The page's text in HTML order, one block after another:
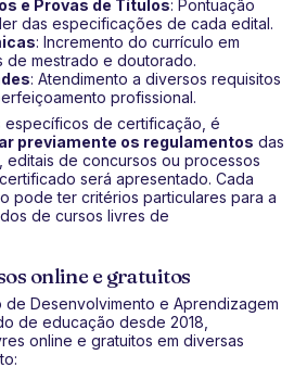
e Provas de Títulos: Pontuação
das especificações de cada edital.
: Incremento do currículo em
de mestrado e doutorado.
: Atendimento a diversos requisitos
profissional.
específicos de certificação, é
previamente os regulamentos das
editais de concursos ou processos
será apresentado. Cada
pode ter critérios particulares para a
de cursos livres de
online e gratuitos
de Desenvolvimento e Aprendizagem
de educação desde 2018,
online e gratuitos em diversas